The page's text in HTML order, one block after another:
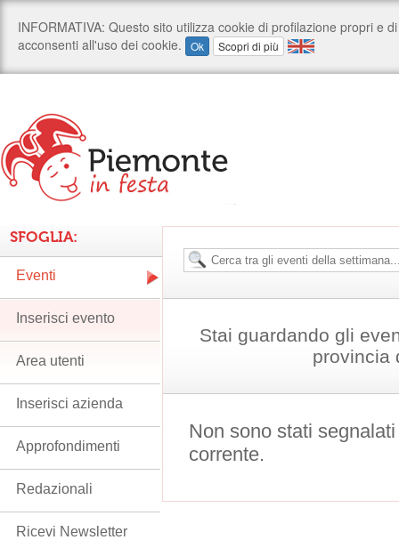
Stai guardando gli
provincia
Non sono stati
corrente.
SFOGLIA:
Eventi
Inserisci evento
Area utenti
Inserisci azienda
Approfondimenti
Redazionali
Ricevi Newsletter